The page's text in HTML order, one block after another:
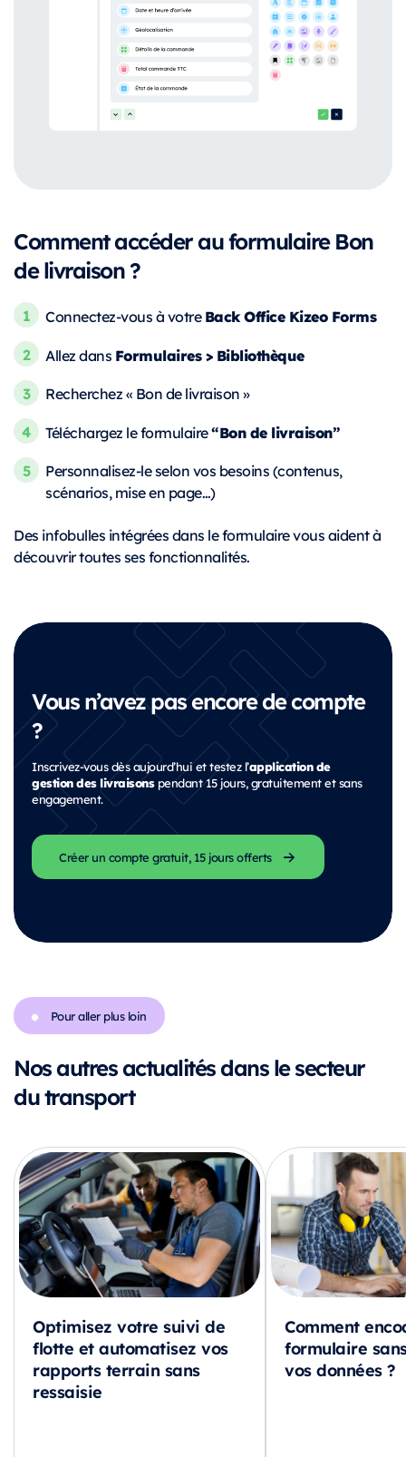
Comment accéder au formulaire Bon
de livraison ?
Connectez-vous à votreBack Office Kizeo Forms
Allez dans Formulaires > Bibliothèque
Recherchez « Bon de livraison »
Téléchargez le formulaire“Bon de livraison”
Personnalisez-le selon vos besoins (contenus,
scénarios, mise en page…)
Des infobulles intégrées dans le formulaire vous aident à
découvrir toutes ses fonctionnalités.
Vous n’avez pas encore de compte
?
Inscrivez-vous dès aujourd’hui et testez l’application de
gestion des livraisonspendant 15 jours, gratuitement et sans
engagement.
Créer un compte gratuit, 15 jours offerts
Pour aller plus loin
Nos autres actualités dans le secteur
du transport
Optimisez votre suivi de
flotte et automatisez vos
rapports terrain sans
ressaisie
Comment
formulaire
vos données ?